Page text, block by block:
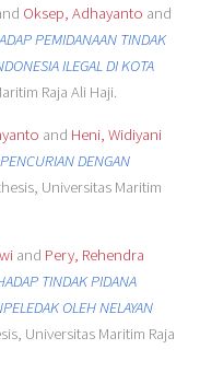
Oksep, Adhayanto and
PEMIDANAAN TINDAK
ILEGAL DI KOTA
Raja Ali Haji.
and Heni, Widiyani
DENGAN
Universitas Maritim
and Pery, Rehendra
TINDAK PIDANA
OLEH NELAYAN
Universitas Maritim Raja